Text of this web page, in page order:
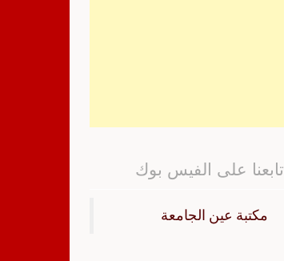
تابعنا على الفيس بوك
‏مكتبة عين الجامعة‏